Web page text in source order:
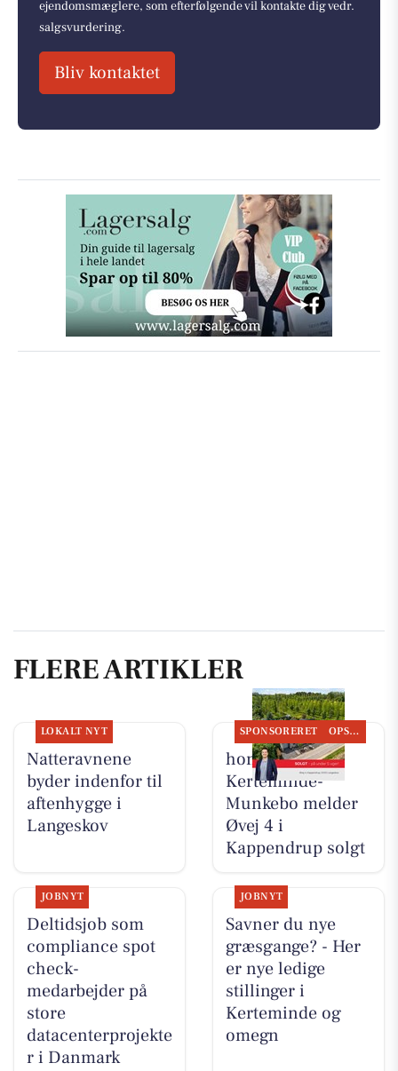
ejendomsmæglere, som efterfølgende vil kontakte dig vedr.
salgsvurdering.
Bliv kontaktet
FLERE ARTIKLER
LOKALT NYT
Natteravnene
byder indenfor til
aftenhygge i
Langeskov
SPONSORERET OPSLAGSTAVLEN
home
Kerteminde-
Munkebo melder
Øvej 4 i
Kappendrup solgt
JOBNYT
Deltidsjob som
compliance spot
check-
medarbejder på
store
datacenterprojekte
r i Danmark
JOBNYT
Savner du nye
græsgange? - Her
er nye ledige
stillinger i
Kerteminde og
omegn